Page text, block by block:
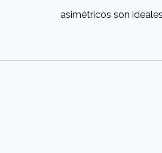
asimétricos son